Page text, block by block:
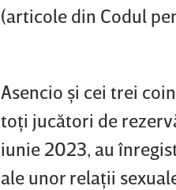
(articole din Codul
Asencio şi cei trei
toţi jucători de
iunie 2023, au
ale unor relaţii